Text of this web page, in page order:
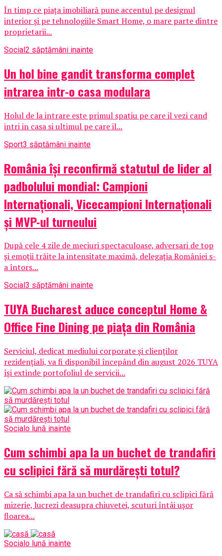
În timp ce piața imobiliară pune accentul pe designul
interior și pe tehnologiile Smart Home, o mare parte dintre
proprietarii...
Social2 săptămâni inainte
Un hol bine gandit transforma complet
intrarea intr-o casa modulara
Holul de la intrare este primul spatiu pe care il vezi cand
intri in casa si ultimul pe care il...
Sport3 săptămâni inainte
România își reconfirmă statutul de lider al
padbolului mondial: Campioni
Internaționali, Vicecampioni Internaționali
și MVP-ul turneului
După cele 4 zile de meciuri spectaculoase, adversari de top
și emoții trăite la intensitate maximă, delegația României s-
a întors...
Social 3 săptămâni inainte
TUYA Bucharest aduce conceptul Home &
Office Fine Dining pe piața din România
Serviciul, dedicat mediului corporate și clienților
rezidențiali, va fi disponibil începând din august 2026 TUYA
își extinde portofoliul de servicii...
Social o lună inainte
Cum schimbi apa la un buchet de trandafiri
cu sclipici fără să murdărești totul?
Ca să schimbi apa la un buchet de trandafiri cu sclipici fără
mizerie, lucrezi deasupra chiuvetei, scuturi întâi ușor
floarea...
Socialo lună inainte